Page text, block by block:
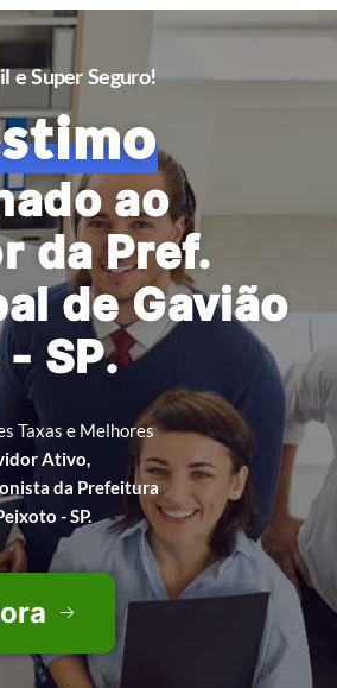
e Super Seguro!
ao
da Pref.
de Gavião
SP.
Taxas e Melhores
Ativo,
da Prefeitura
- SP.